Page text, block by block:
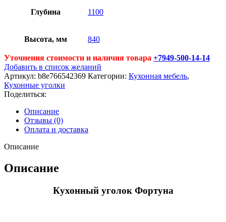
Глубина 1100
Высота, мм 840
Уточнения стоимости и наличия товара +7949-500-14-14
Добавить в список желаний
Артикул: b8e766542369 Категории: Кухонная мебель,
Кухонные уголки
Поделиться:
Описание
Отзывы (0)
Оплата и доставка
Описание
Описание
Кухонный уголок Фортуна